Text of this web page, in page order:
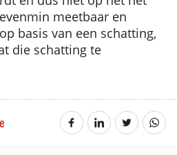
meetbaar en
basis van een schatting,
die schatting te